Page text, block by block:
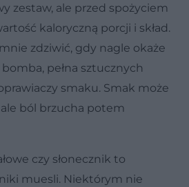
zestaw, ale przed spożyciem
kaloryczną porcji i skład.
zdziwić, gdy nagle okaże
pełna sztucznych
smaku. Smak może
ból brzucha potem
czy słonecznik to
muesli. Niektórym nie